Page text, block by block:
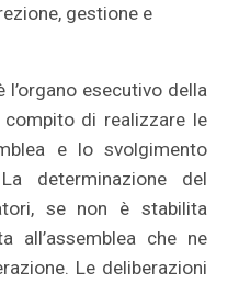
gestione e
l’organo esecutivo della
di realizzare le
e lo svolgimento
determinazione del
se non è stabilita
all’assemblea che ne
Le deliberazioni